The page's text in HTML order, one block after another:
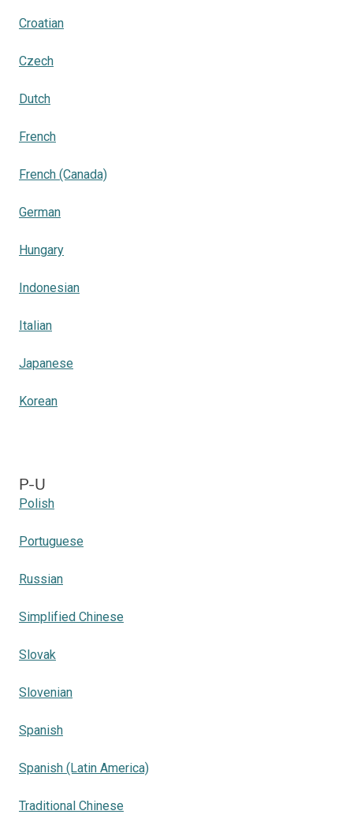
Croatian
Czech
Dutch
French
French (Canada)
German
Hungary
Indonesian
Italian
Japanese
Korean
P-U
Polish
Portuguese
Russian
Simplified Chinese
Slovak
Slovenian
Spanish
Spanish (Latin America)
Traditional Chinese